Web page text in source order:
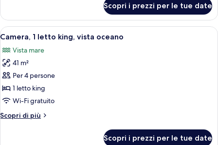
Scopri i prezzi per le tue date
Apri
tutte
le
foto
per
Camera,
1
king,
Una camera d'albergo con un letto,
5
Camera, 1 letto king, vista oceano
Vista mare
41 m²
Per 4 persone
1 letto king
Wi-Fi gratuito
Scopri di più
Altri
Scopri i prezzi per le tue date